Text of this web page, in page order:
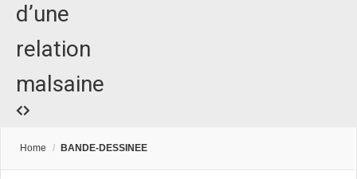
d’une
relation
malsaine
Home / BANDE-DESSINEE